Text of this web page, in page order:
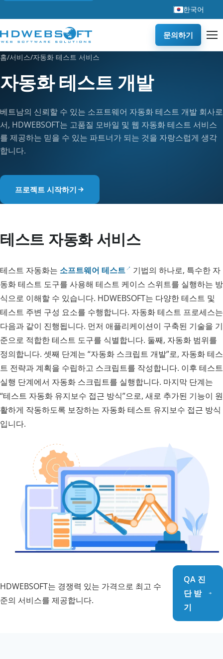
한국어
문의하기
홈/서비스/자동화 테스트 서비스
자동화 테스트 개발
베트남의 신뢰할 수 있는 소프트웨어 자동화 테스트 개발 회사로
서, HDWEBSOFT는 고품질 모바일 및 웹 자동화 테스트 서비스
를 제공하는 믿을 수 있는 파트너가 되는 것을 자랑스럽게 생각
합니다.
프로젝트 시작하기
테스트 자동화 서비스
테스트 자동화는 소프트웨어 테스트
기법의 하나로, 특수한 자
동화 테스트 도구를 사용해 테스트 케이스 스위트를 실행하는 방
식으로 이해할 수 있습니다. HDWEBSOFT는 다양한 테스트 및
테스트 주변 구성 요소를 수행합니다. 자동화 테스트 프로세스는
다음과 같이 진행됩니다. 먼저 애플리케이션이 구축된 기술을 기
준으로 적합한 테스트 도구를 식별합니다. 둘째, 자동화 범위를
정의합니다. 셋째 단계는 “자동화 스크립트 개발”로, 자동화 테스
트 전략과 계획을 수립하고 스크립트를 작성합니다. 이후 테스트
실행 단계에서 자동화 스크립트를 실행합니다. 마지막 단계는
“테스트 자동화 유지보수 접근 방식”으로, 새로 추가된 기능이 원
활하게 작동하도록 보장하는 자동화 테스트 유지보수 접근 방식
입니다.
HDWEBSOFT는 경쟁력 있는 가격으로 최고 수
준의 서비스를 제공합니다.
QA 진
단 받
기